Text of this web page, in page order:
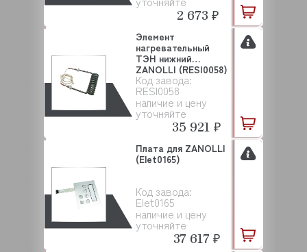
2 673 ₽
Код завода:
RESI0058
наличие и цену
уточняйте
Элемент
нагревательный
ТЭН нижний
ZANOLLI (RESI0058)
35 921 ₽
Код завода:
Elet0165
наличие и цену
уточняйте
Плата для ZANOLLI
(Elet0165)
37 617 ₽